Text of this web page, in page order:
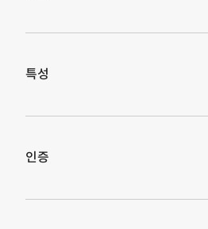
특성
인증